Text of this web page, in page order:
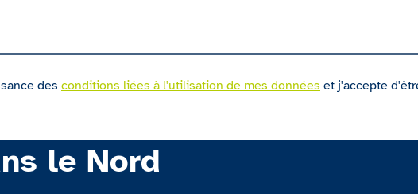
des conditions liées à l'utilisation de mes données et j'accepte
le Nord